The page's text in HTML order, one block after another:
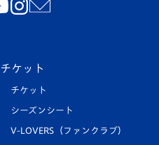
チケット
チケット
シーズンシート
V-LOVERS（ファンクラブ）